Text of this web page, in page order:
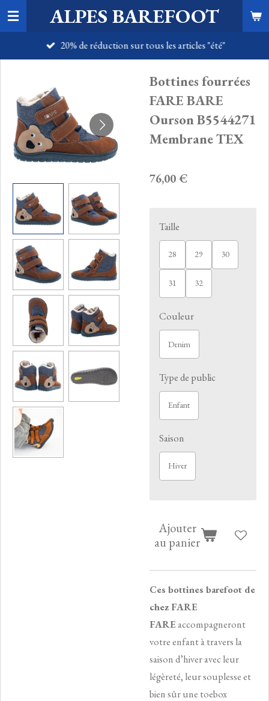
Passer
au
ALPES BAREFOOT
20% de réduction sur tous les articles "été"
Bottines fourrées
FARE BARE
Ourson B5544271
Membrane TEX
76,00 €
Taille
28 29 30
31 32
Couleur
Denim
Type de public
Enfant
Saison
Hiver
Ajouter
au panier
Ces bottines barefoot de
chez FARE
FAREaccompagneront
votre enfant à travers la
saison d’hiver avec leur
légèreté, leur souplesse et
bien sûr une toebox